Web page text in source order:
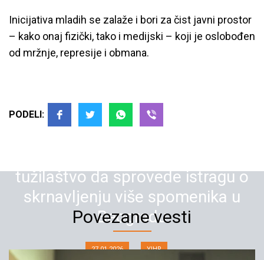
Umesto nove linč kampanje
tužilaštvo da sprovede istragu o
skrnavljenju više spomenika u
Beogradu
27.01.2026 YIHR
Inicijativa mladih se zalaže i bori za čist javni prostor
– kako onaj fizički, tako i medijski – koji je oslobođen
od mržnje, represije i obmana.
PODELI:
Povezane vesti